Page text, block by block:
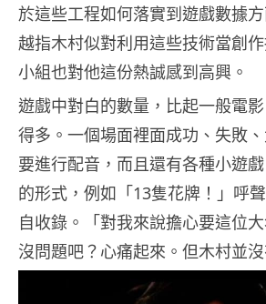
於這些工程如何落實到遊戲數據
越指木村似對利用這些技術當創
小組也對他這份熱誠感到高興。
遊戲中對白的數量，比起一般電
得多。一個場面裡面成功、失敗
要進行配音，而且還有各種小遊
的形式，例如「13隻花牌！」呼
自收錄。「對我來說擔心要這位
沒問題吧？心痛起來。但木村並沒